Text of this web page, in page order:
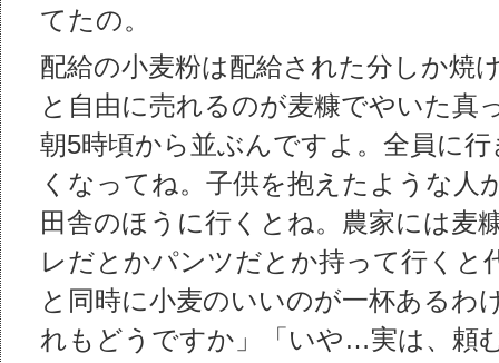
てたの。
配給の小麦粉は配給された分しか焼
と自由に売れるのが麦糠でやいた真
朝5時頃から並ぶんですよ。全員に
くなってね。子供を抱えたような人
田舎のほうに行くとね。農家には
レだとかパンツだとか持って行くと
と同時に小麦のいいのが一杯あるわ
れもどうですか」「いや…実は、頼